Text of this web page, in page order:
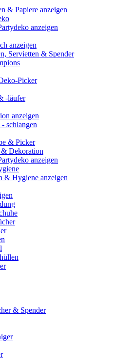
& Papiere anzeigen
anzeigen
anzeigen
Servietten & Spender
Picker
-läufer
anzeigen
schlangen
& Picker
Dekoration
anzeigen
& Hygiene anzeigen
& Spender